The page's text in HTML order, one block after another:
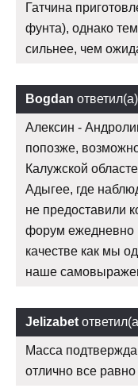
Гатчина
фунта), однако
сильнее, чем
Bogdan ответил(а)
Алексин -
попозже,
Калужской
Адыгее, где
не предоставили
форум ежедневно
качестве как мы
наше
Jelizabet
Масса
отлично все